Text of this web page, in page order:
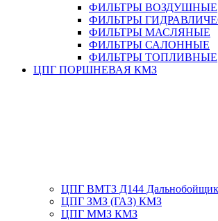
ФИЛЬТРЫ ВОЗДУШНЫЕ
ФИЛЬТРЫ
ФИЛЬТРЫ МАСЛЯНЫЕ
ФИЛЬТРЫ САЛОННЫЕ
ФИЛЬТРЫ ТОПЛИВНЫЕ
ЦПГ ПОРШНЕВАЯ КМЗ
ЦПГ ВМТЗ Д144 Дальнобойщик
ЦПГ ЗМЗ (ГАЗ) КМЗ
ЦПГ ММЗ КМЗ